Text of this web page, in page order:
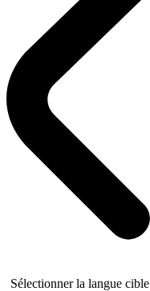
Sélectionner la langue cible